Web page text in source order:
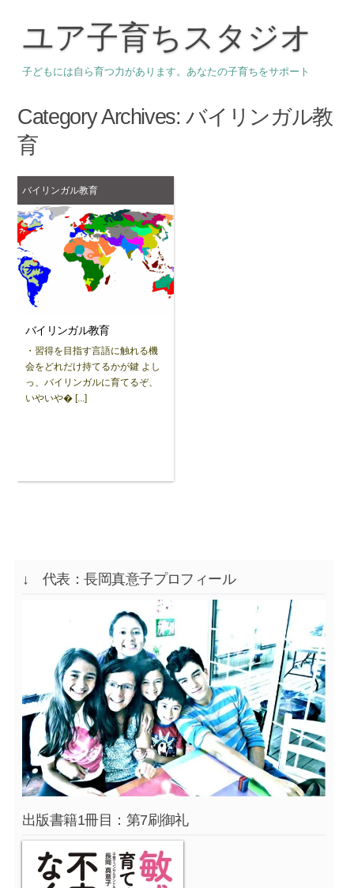
ユア子育ちスタジオ
子どもには自ら育つ力があります。あなたの子育ちをサポート
Category Archives:バイリンガル教
育
バイリンガル教育
バイリンガル教育
・習得を目指す言語に触れる機
会をどれだけ持てるかが鍵 よし
っ、バイリンガルに育てるぞ、
いやいや� [...]
↓ 代表：長岡真意子プロフィール
出版書籍1冊目：第7刷御礼